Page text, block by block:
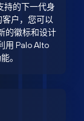
持的下一代身
户，您可以
的徽标和设计
用 Palo Alto
。